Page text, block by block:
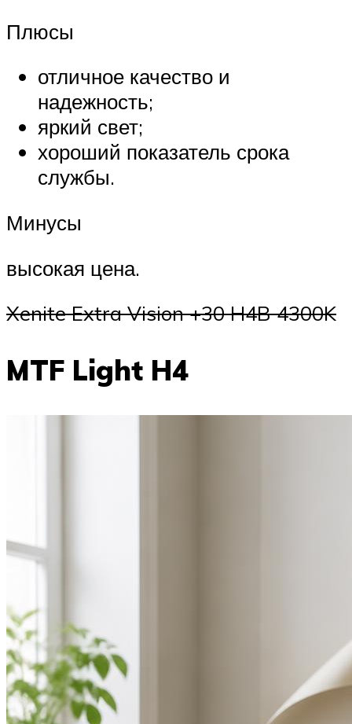
Плюсы
отличное качество и
надежность;
яркий свет;
хороший показатель срока
службы.
Минусы
высокая цена.
Xenite Extra Vision +30 H4B 4300K
MTF Light H4